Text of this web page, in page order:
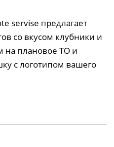
servise предлагает
со вкусом клубники и
на плановое ТО и
с логотипом вашего